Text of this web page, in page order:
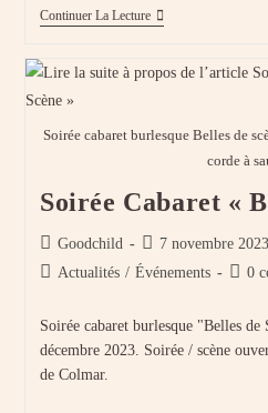
Continuer La LectureWorkshop
Sauter
Avril
Soirée cabaret burlesque Belles de
corde à
Soirée Cabaret «
Auteur/autrice
de
Goodchild
Publication
publiée :
7 novembre 2023
PostActualités / Événements
la
0
Soirée cabaret burlesque "Belles
décembre 2023. Soirée / scène
de Colmar.